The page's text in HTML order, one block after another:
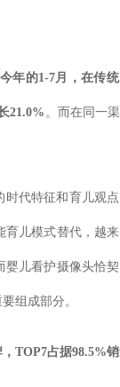
今年的1-7月，在传
21.0% 。而在同一
代特征和育儿观
儿模式替代，越
儿看护摄像头恰
组成部分。
TOP7占据98.5%